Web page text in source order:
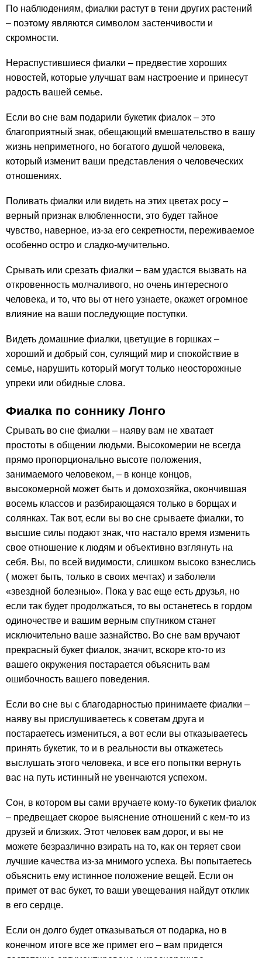
По наблюдениям, фиалки растут в тени других растений
– поэтому являются символом застенчивости и
скромности.
Нераспустившиеся фиалки – предвестие хороших
новостей, которые улучшат вам настроение и принесут
радость вашей семье.
Если во сне вам подарили букетик фиалок – это
благоприятный знак, обещающий вмешательство в вашу
жизнь неприметного, но богатого душой человека,
который изменит ваши представления о человеческих
отношениях.
Поливать фиалки или видеть на этих цветах росу –
верный признак влюбленности, это будет тайное
чувство, наверное, из-за его секретности, переживаемое
особенно остро и сладко-мучительно.
Срывать или срезать фиалки – вам удастся вызвать на
откровенность молчаливого, но очень интересного
человека, и то, что вы от него узнаете, окажет огромное
влияние на ваши последующие поступки.
Видеть домашние фиалки, цветущие в горшках –
хороший и добрый сон, сулящий мир и спокойствие в
семье, нарушить который могут только неосторожные
упреки или обидные слова.
Фиалка по соннику Лонго
Срывать во сне фиалки – наяву вам не хватает
простоты в общении людьми. Высокомерии не всегда
прямо пропорционально высоте положения,
занимаемого человеком, – в конце концов,
высокомерной может быть и домохозяйка, окончившая
восемь классов и разбирающаяся только в борщах и
солянках. Так вот, если вы во сне срываете фиалки, то
высшие силы подают знак, что настало время изменить
свое отношение к людям и объективно взглянуть на
себя. Вы, по всей видимости, слишком высоко взнеслись
( может быть, только в своих мечтах) и заболели
«звездной болезнью». Пока у вас еще есть друзья, но
если так будет продолжаться, то вы останетесь в гордом
одиночестве и вашим верным спутником станет
исключительно ваше зазнайство. Во сне вам вручают
прекрасный букет фиалок, значит, вскоре кто-то из
вашего окружения постарается объяснить вам
ошибочность вашего поведения.
Если во сне вы с благодарностью принимаете фиалки –
наяву вы прислушиваетесь к советам друга и
постараетесь измениться, а вот если вы отказываетесь
принять букетик, то и в реальности вы откажетесь
выслушать этого человека, и все его попытки вернуть
вас на путь истинный не увенчаются успехом.
Сон, в котором вы сами вручаете кому-то букетик фиалок
– предвещает скорое выяснение отношений с кем-то из
друзей и близких. Этот человек вам дорог, и вы не
можете безразлично взирать на то, как он теряет свои
лучшие качества из-за мнимого успеха. Вы попытаетесь
объяснить ему истинное положение вещей. Если он
примет от вас букет, то ваши увещевания найдут отклик
в его сердце.
Если он долго будет отказываться от подарка, но в
конечном итоге все же примет его – вам придется